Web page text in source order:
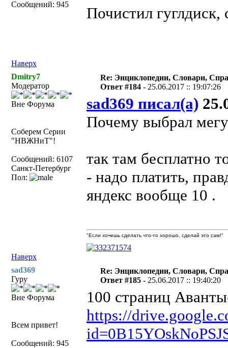
Сообщений: 945 Почистил гуглдиск,
Наверх
Dmitry7
Модератор
Вне Форума
Соберем Серии
"НВЖНиТ"!
Сообщений: 6107
Санкт-Петербург
Пол:
Re: Энциклопедии, Словари,
Ответ #184 - 25.06.2017 :: 19:07:26
sad369 писал(а)
Почему выбрал
так там бесплатно
- надо платить,
яндекс вообще 10 .
Наверх
"Если хочешь сделать что-то хорошо, сделай это сам!"
sad369
Гуру
Вне Форума
Всем привет!
Сообщений: 945
Re: Энциклопедии, Словари,
Ответ #185 - 25.06.2017 :: 19:40:20
100 страниц
https://